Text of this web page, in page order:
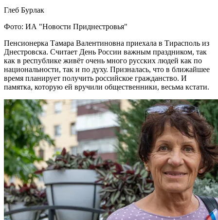
Глеб Бурлак
Фото: ИА "Новости Приднестровья"
Пенсионерка Тамара Валентиновна приехала в Тирасполь из
Днестровска. Считает День России важным праздником, так
как в республике живёт очень много русских людей как по
национальности, так и по духу. Призналась, что в ближайшее
время планирует получить российское гражданство. И
памятка, которую ей вручили общественники, весьма кстати.